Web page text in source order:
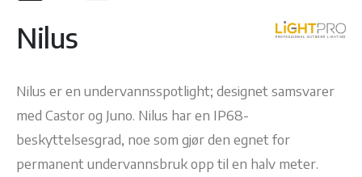
Nilus
Nilus er en undervannsspotlight; designet samsvarer
med Castor og Juno. Nilus har en IP68-
beskyttelsesgrad, noe som gjør den egnet for
permanent undervannsbruk opp til en halv meter.